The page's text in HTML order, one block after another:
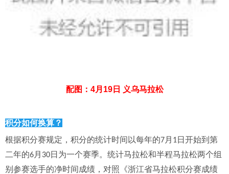
配图：4月19日 义乌马拉松
积分如何换算？
根据积分赛规定，积分的统计时间以每年的7月 1日开始到第
二年的6月 30日为一个赛季。统计马拉松和半程马拉松两个组
别参赛选手的净时间成绩，对照《浙江省马拉松积分赛成绩